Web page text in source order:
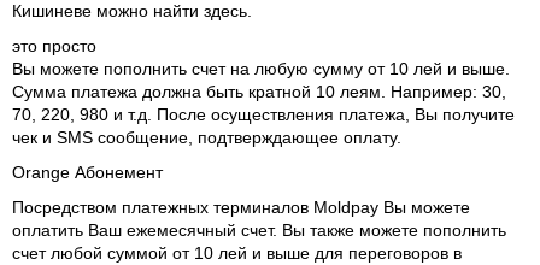
Кишиневе можно найти здесь
это просто
Вы можете пополнить счет на любую сумму от 10 лей и выше.
Сумма платежа должна быть кратной 10 леям. Например: 30,
70, 220, 980 и т.д. После осуществления платежа, Вы получите
чек и SMS сообщение, подтверждающее оплату.
Orange Абонемент
Посредством платежных терминалов Moldpay Вы можете
оплатить Ваш ежемесячный счет. Вы также можете пополнить
счет любой суммой от 10 лей и выше для переговоров в